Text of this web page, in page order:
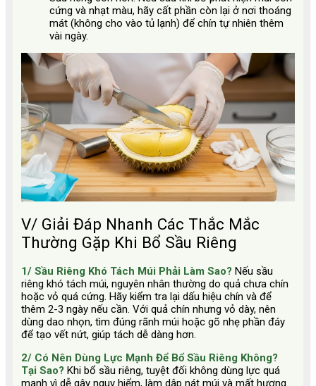
cứng và nhạt màu, hãy cất phần còn lại ở nơi thoáng
mát (không cho vào tủ lạnh) để chín tự nhiên thêm
vài ngày.
V/ Giải Đáp Nhanh Các Thắc Mắc
Thường Gặp Khi Bổ Sầu Riêng
1/ Sầu Riêng Khó Tách Múi Phải Làm Sao? Nếu sầu
riêng khó tách múi, nguyên nhân thường do quả chưa chín
hoặc vỏ quá cứng. Hãy kiểm tra lại dấu hiệu chín và để
thêm 2-3 ngày nếu cần. Với quả chín nhưng vỏ dày, nên
dùng dao nhọn, tìm đúng rãnh múi hoặc gõ nhẹ phần đáy
để tạo vết nứt, giúp tách dễ dàng hơn.
2/ Có Nên Dùng Lực Mạnh Để Bổ Sầu Riêng Không?
Tại Sao? Khi bổ sầu riêng, tuyệt đối không dùng lực quá
mạnh vì dễ gây nguy hiểm, làm dập nát múi và mất hương